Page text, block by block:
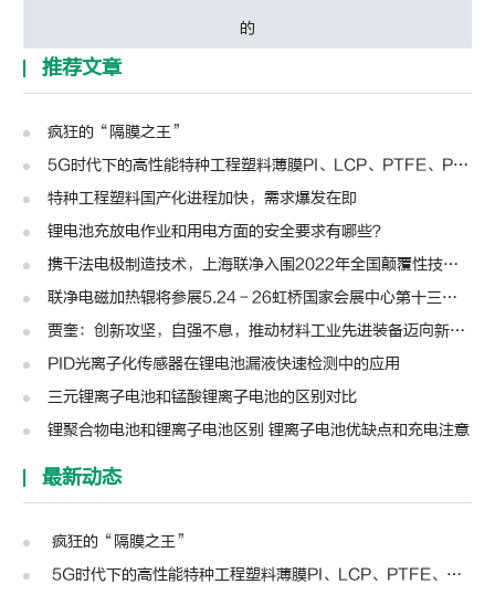
的
推荐文章
疯狂的“隔膜之王”
5G时代下的高性能特种工程塑料薄膜PI、LCP、PTFE、PPS、PEEK、PEN
特种工程塑料国产化进程加快，需求爆发在即
锂电池充放电作业和用电方面的安全要求有哪些？
携干法电极制造技术，上海联净入围2022年全国颠覆性技术创新大赛
联净电磁加热辊将参展5.24－26虹桥国家会展中心第十三届模切展
贾奎：创新攻坚，自强不息，推动材料工业先进装备迈向新高度 | 高转先锋人物
PID光离子化传感器在锂电池漏液快速检测中的应用
三元锂离子电池和锰酸锂离子电池的区别对比
锂聚合物电池和锂离子电池区别 锂离子电池优缺点和充电注意
最新动态
疯狂的“隔膜之王”
5G时代下的高性能特种工程塑料薄膜PI、LCP、PTFE、PPS、PEEK、PEN